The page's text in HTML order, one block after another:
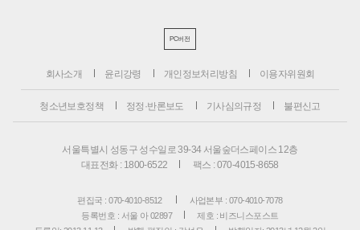
PC버전
회사소개 윤리강령 개인정보처리방침 이용자위원회
청소년보호정책 정정·반론보도 기사심의규정 불편신고
서울특별시 성동구 성수일로 39-34 서울숲더스페이스 12층
대표전화 : 1800-6522
팩스 : 070-4015-8658
편집국 : 070-4010-8512
사업본부 : 070-4010-7078
등록번호 : 서울 아 02897
제호 : 비즈니스포스트